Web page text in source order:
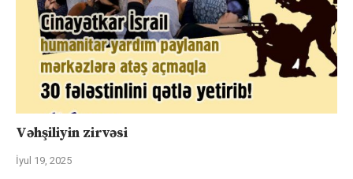
Vəhşiliyin zirvəsi
İyul 19, 2025